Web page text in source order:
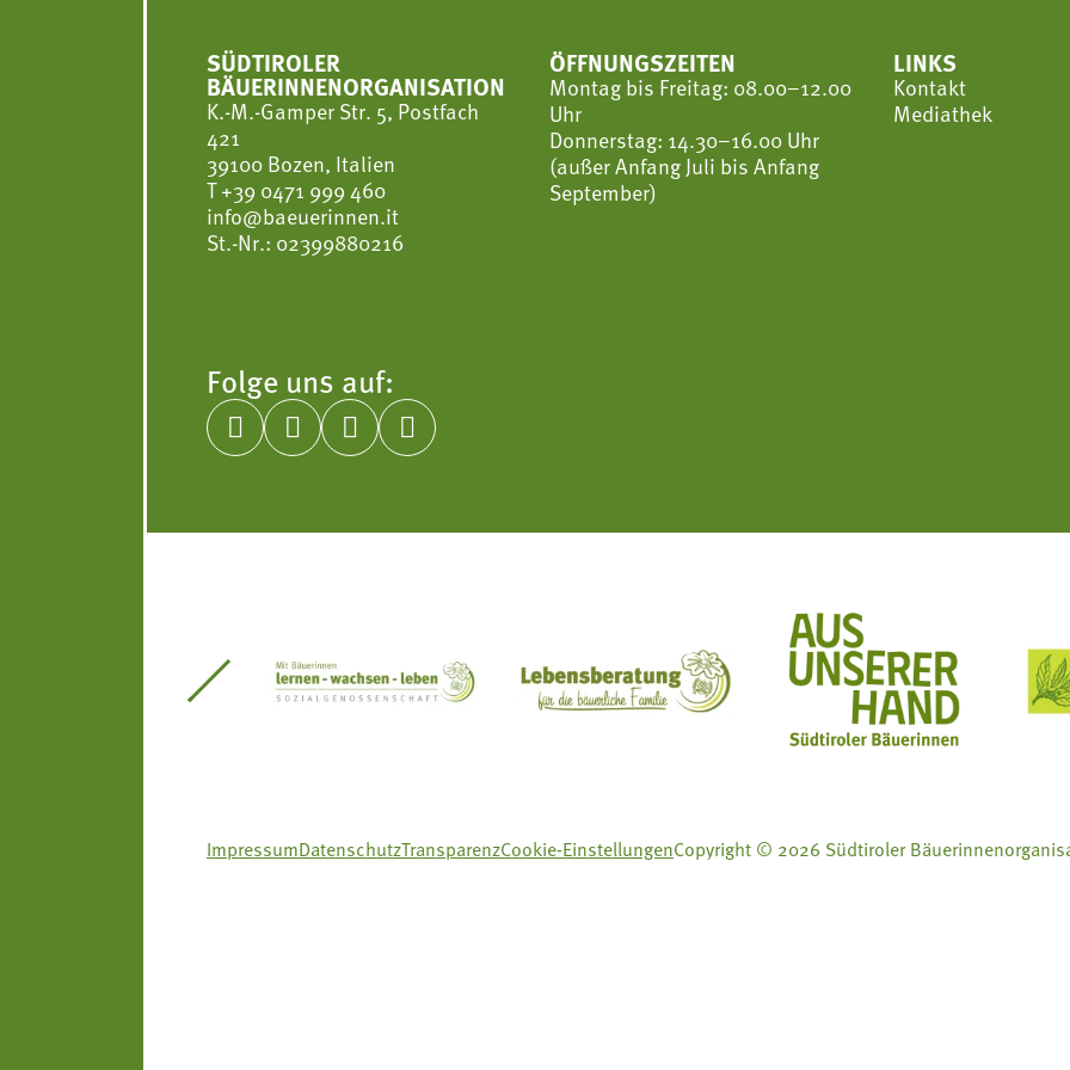
SÜDTIROLER
BÄUERINNENORGANISATION
K.-M.-Gamper Str. 5, Postfach
421
39100 Bozen, Italien
T+39 0471 999 460
info@baeuerinnen.it
St.-Nr.: 02399880216
ÖFFNUNGSZEITEN
Montag bis Freitag: 08.00–12.00
Uhr
Donnerstag: 14.30–16.00 Uhr
(außer Anfang Juli bis Anfang
September)
LINKS
Kontakt
Mediathek
Folge uns auf:
   
Südtiroler Gärtnervereinigung Sozialgenossenschaft Mit Bäuerinnen lernen - wachsen - leben
Lebensberatung für die bäuerliche Familie
Aus unserer Hand
ImpressumDatenschutzTransparenzCookie-EinstellungenCopyright © 2026 Südtiroler